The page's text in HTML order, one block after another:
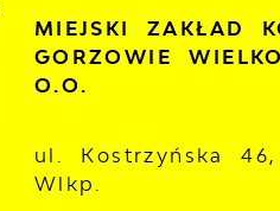
MIEJSKI ZAKŁAD
GORZOWIE
O.O.
ul. Kostrzyńska
Wlkp.